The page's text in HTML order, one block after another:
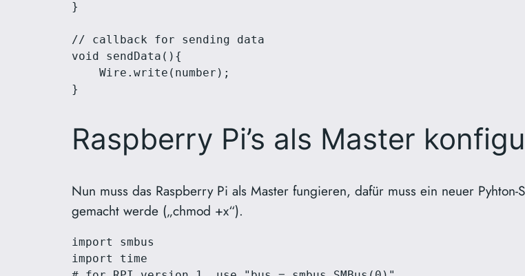
}
// callback for sending data
void sendData(){
    Wire.write(number);
}
Raspberry Pi’s als Master
Nun muss das Raspberry Pi als Master fungieren, dafür muss ein neuer
gemacht werde („chmod +x“).
import smbus
import time